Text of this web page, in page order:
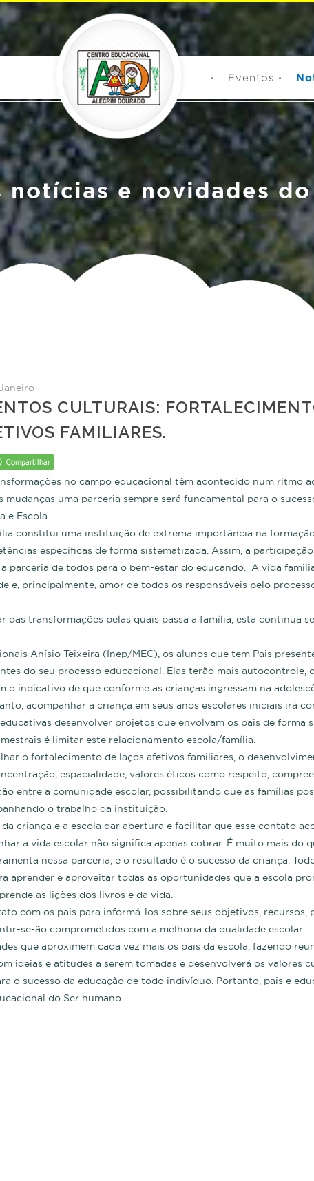
Eventos
notícias e novidades do
CULTURAIS:
FAMILIARES.
no campo educacional têm acontecido num ritmo
mudanças uma parceria sempre será fundamental para o
e Escola.
constitui uma instituição de extrema importância na
específicas de forma sistematizada. Assim, a
parceria de todos para o bem-estar do educando. A vida
e, principalmente, amor de todos os responsáveis pelo
das transformações pelas quais passa a família, esta continua
Anísio Teixeira (Inep/MEC), os alunos que tem Pais
do seu processo educacional. Elas terão mais
indicativo de que conforme as crianças ingressam na
acompanhar a criança em seus anos escolares iniciais irá
desenvolver projetos que envolvam os pais de forma
é limitar este relacionamento escola/família.
o fortalecimento de laços afetivos familiares, o
espacialidade, valores éticos como respeito,
entre a comunidade escolar, possibilitando que as famílias
o trabalho da instituição.
criança e a escola dar abertura e facilitar que esse contato
a vida escolar não significa apenas cobrar. É muito mais do
nessa parceria, e o resultado é o sucesso da criança.
aprender e aproveitar todas as oportunidades que a escola
as lições dos livros e da vida.
com os pais para informá-los sobre seus objetivos, recursos,
se-ão comprometidos com a melhoria da qualidade escolar.
que aproximem cada vez mais os pais da escola, fazendo
ideias e atitudes a serem tomadas e desenvolverá os valores
o sucesso da educação de todo indivíduo. Portanto, pais e
do Ser humano.